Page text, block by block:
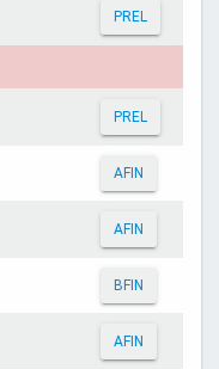
PREL
PREL
AFIN
AFIN
BFIN
AFIN